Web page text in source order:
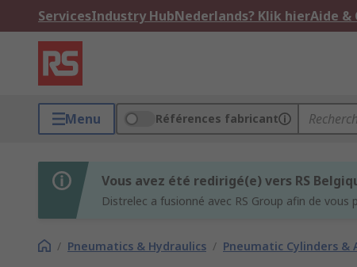
ServicesIndustry HubNederlands? Klik hierAide &
Menu Références fabricant
Vous avez été redirigé(e) vers RS
Distrelec a fusionné avec RS Group afin de
/ Pneumatics & Hydraulics / Pneumatic Cylinders &